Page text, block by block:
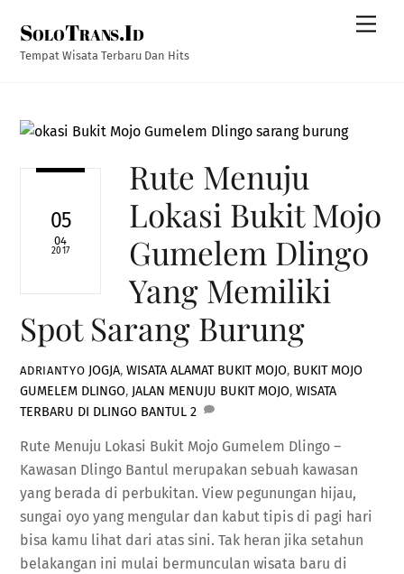
content
SoloTrans.Id
Tempat Wisata Terbaru Dan Hits
05
04
2017
Rute Menuju
Lokasi Bukit Mojo
Gumelem Dlingo
Yang Memiliki
Spot Sarang Burung
ADRIANTYO JOGJA,WISATA ALAMAT BUKIT MOJO, BUKIT MOJO
GUMELEM DLINGO, JALAN MENUJU BUKIT MOJO,WISATA
TERBARU DI DLINGO BANTUL 2
Rute Menuju Lokasi Bukit Mojo Gumelem Dlingo –
Kawasan Dlingo Bantul merupakan sebuah kawasan
yang berada di perbukitan. View pegunungan hijau,
sungai oyo yang mengular dan kabut tipis di pagi hari
bisa kamu lihat dari atas sini. Tak heran jika setahun
belakangan ini mulai bermunculan wisata baru di